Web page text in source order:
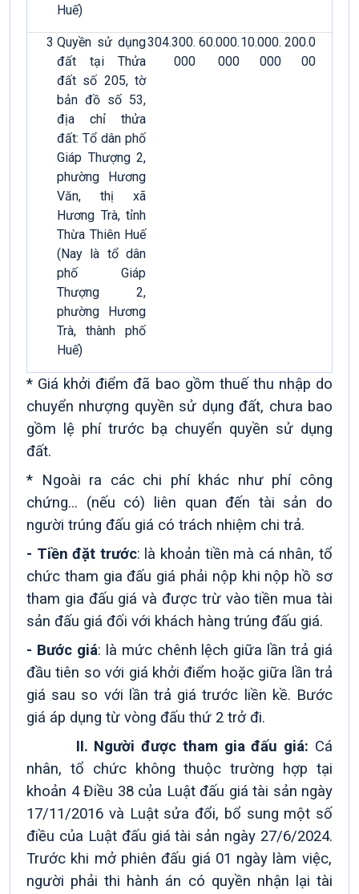
Huế)
3 Quyền sử dụng
đất tại Thửa
đất số 205, tờ
bản đồ số 53,
địa chỉ thửa
đất: Tổ dân phố
Giáp Thượng 2,
phường Hương
Văn, thị xã
Hương Trà, tỉnh
Thừa Thiên Huế
(Nay là tổ dân
phố Giáp
Thượng 2,
phường Hương
Trà, thành phố
Huế)
304.300.
000
60.000.
000
10.000.
000
200.0
00
* Giá khởi điểm đã bao gồm thuế thu nhập do
chuyển nhượng quyền sử dụng đất, chưa bao
gồm lệ phí trước bạ chuyển quyền sử dụng
đất.
* Ngoài ra các chi phí khác như phí công
chứng... (nếu có) liên quan đến tài sản do
người trúng đấu giá có trách nhiệm chi trả.
- Tiền đặt trước: là khoản tiền mà cá nhân, tổ
chức tham gia đấu giá phải nộp khi nộp hồ sơ
tham gia đấu giá và được trừ vào tiền mua tài
sản đấu giá đối với khách hàng trúng đấu giá.
- Bước giá: là mức chênh lệch giữa lần trả giá
đầu tiên so với giá khởi điểm hoặc giữa lần trả
giá sau so với lần trả giá trước liền kề. Bước
giá áp dụng từ vòng đấu thứ 2 trở đi.
II. Người được tham gia đấu giá: Cá
nhân, tổ chức không thuộc trường hợp tại
khoản 4 Điều 38 của Luật đấu giá tài sản ngày
17/11/2016 và Luật sửa đổi, bổ sung một số
điều của Luật đấu giá tài sản ngày 27/6/2024.
Trước khi mở phiên đấu giá 01 ngày làm việc,
người phải thi hành án có quyền nhận lại tài